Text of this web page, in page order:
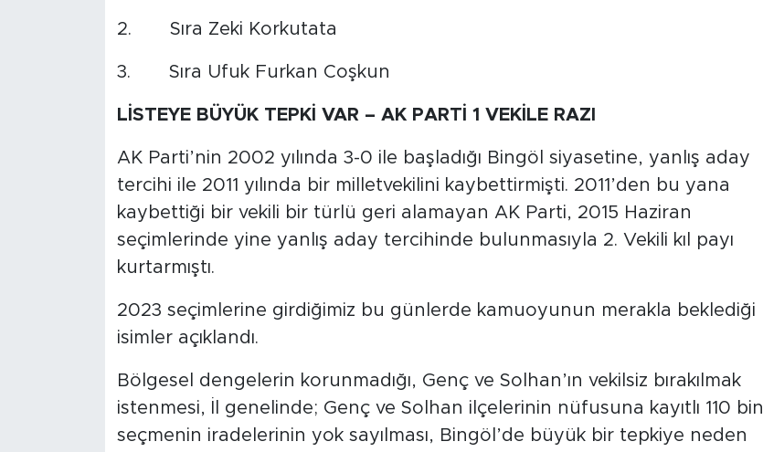
2. Sıra Zeki Korkutata
3. Sıra Ufuk Furkan Coşkun
LİSTEYE BÜYÜK TEPKİ VAR – AK PARTİ 1 VEKİLE RAZI
AK Parti’nin 2002 yılında 3-0 ile başladığı Bingöl siyasetine, yanlış aday
tercihi ile 2011 yılında bir milletvekilini kaybettirmişti. 2011’den bu yana
kaybettiği bir vekili bir türlü geri alamayan AK Parti, 2015 Haziran
seçimlerinde yine yanlış aday tercihinde bulunmasıyla 2. Vekili kıl payı
kurtarmıştı.
2023 seçimlerine girdiğimiz bu günlerde kamuoyunun merakla beklediği
isimler açıklandı.
Bölgesel dengelerin korunmadığı, Genç ve Solhan’ın vekilsiz bırakılmak
istenmesi, İl genelinde; Genç ve Solhan ilçelerinin nüfusuna kayıtlı 110 bin
seçmenin iradelerinin yok sayılması, Bingöl’de büyük bir tepkiye neden